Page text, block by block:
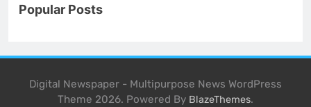
Popular Posts
Digital Newspaper - Multipurpose News WordPress
Theme 2026. Powered By BlazeThemes.